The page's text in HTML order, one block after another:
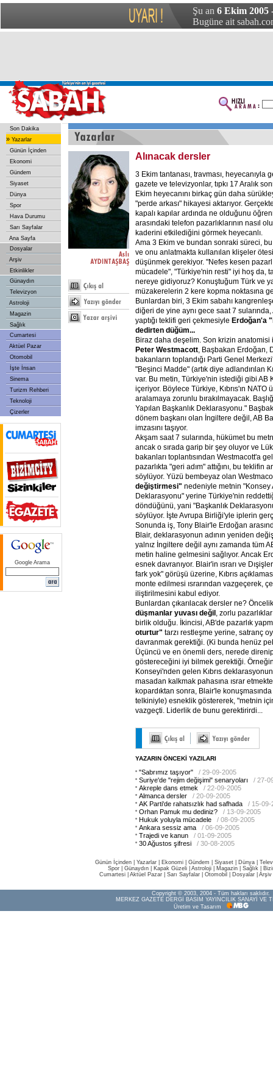
Şu an 6 Ekim 2005
Bugüne ait
Son Dakika
» Yazarlar
Günün İçinden
Ekonomi
Gündem
Siyaset
Dünya
Spor
Hava Durumu
Sarı Sayfalar
Ana Sayfa
Dosyalar
Arşiv
Etkinlikler
Günaydın
Televizyon
Astroloji
Magazin
Sağlık
Cumartesi
Aktüel Pazar
Otomobil
İşte İnsan
Sinema
Turizm Rehberi
Teknoloji
Çizerler
Google Arama
Alınacak dersler
3 Ekim tantanası, travması, heyecanıyla
gazete ve televizyonlar, tıpkı 17 Aralık
Ekim heyecanını birkaç gün daha
"perde arkası" hikayesi aktarıyor.
kapalı kapılar ardında ne olduğunu
arasındaki telefon pazarlıklarının nasıl
kaderini etkilediğini görmek heyecanlı.
Ama 3 Ekim ve bundan sonraki süreci,
ve onu anlatmakta kullanılan klişeler
düşünmek gerekiyor. "Nefes kesen
mücadele", "Türkiye'nin resti" iyi hoş da,
nereye gidiyoruz? Konuştuğum Türk ve
müzakerelerin 2 kere kopma noktasına
Bunlardan biri, 3 Ekim sabahı
diğeri de yine aynı gece saat 7
yaptığı teklifi geri çekmesiyle Erdoğan'a
dedirten düğüm...
Biraz daha deşelim. Son krizin
Peter Westmacott, Başbakan Erdoğan,
bakanların toplandığı Parti Genel
"Beşinci Madde" (artık diye adlandırılan
var. Bu metin, Türkiye'nin istediği gibi AB
içeriyor. Böylece Türkiye, Kıbrıs'ın NATO
aralamaya zorunlu bırakılmayacak.
Yapılan Başkanlık Deklarasyonu."
dönem başkanı olan İngiltere değil, AB
imzasını taşıyor.
Akşam saat 7 sularında, hükümet bu
ancak o sırada garip bir şey oluyor ve
bakanları toplantısından Westmacott'a
pazarlıkta "geri adım" attığını, bu teklifin
söylüyor. Yüzü bembeyaz olan
değiştirmesi" nedeniyle metnin "Konsey
Deklarasyonu" yerine Türkiye'nin
döndüğünü, yani "Başkanlık
söylüyor. İşte Avrupa Birliği'yle iplerin
Sonunda iş, Tony Blair'le Erdoğan
Blair, deklarasyonun adının yeniden
yalnız İngiltere değil aynı zamanda tüm
metin haline gelmesini sağlıyor. Ancak
esnek davranıyor. Blair'in ısrarı ve
fark yok" görüşü üzerine, Kıbrıs
monte edilmesi ısrarından vazgeçerek,
iliştirilmesini kabul ediyor.
Bunlardan çıkarılacak dersler ne?
düşmanlar yuvası değil , zorlu
birlik olduğu. İkincisi, AB'de pazarlık
oturtur" tarzı restleşme yerine, satranç
davranmak gerektiği. (Ki bunda henüz
Üçüncü ve en önemli ders, nerede
göstereceğini iyi bilmek gerektiği.
Konseyi'nden gelen Kıbrıs
masadan kalkmak pahasına ısrar
kopardıktan sonra, Blair'le
telkiniyle) esneklik göstererek, "metnin
vazgeçti. Liderlik de bunu gerektirirdi...
YAZARIN ÖNCEKİ YAZILARI
"Sabrımız taşıyor"
/ 29-09-2005
Suriye'de "rejim değişimi" senaryoları
/ 27-
Akreple dans etmek
/ 22-09-2005
Almanca dersler
/ 20-09-2005
AK Parti'de rahatsızlık had safhada
/ 15-09-
Orhan Pamuk mu dediniz?
/ 13-09-2005
Hukuk yoluyla mücadele
/ 08-09-2005
Ankara sessiz ama
/ 06-09-2005
Trajedi ve kanun
/ 01-09-2005
30 Ağustos şifresi
/ 30-08-2005
Günün İçinden Yazarlar Ekonomi Gündem Siyaset Dünya |
Spor
Günaydın Kapak Güzeli Astroloji Magazin Sağlık
Cumartesi| Aktüel Pazar| Sarı Sayfalar| Otomobil Dosyalar| Arşiv
Copyright © 2003, 2004 - Tüm hakları saklıdır.
MERKEZ GAZETE DERGİ BASIM YAYINCILIK SANAYİ VE
Üretim ve Tasarım